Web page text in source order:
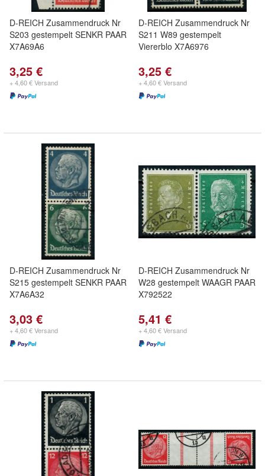
D-REICH Zusammendruck Nr
S203 gestempelt SENKR PAAR
X7A69A6
3,25 €
+ 4,60 € Versand
D-REICH Zusammendruck Nr
S211 W89 gestempelt
Viererblo X7A6976
3,25 €
+ 4,60 € Versand
D-REICH Zusammendruck Nr
S215 gestempelt SENKR PAAR
X7A6A32
3,03 €
+ 4,60 € Versand
D-REICH Zusammendruck Nr
W28 gestempelt WAAGR PAAR
X792522
5,41 €
+ 4,60 € Versand